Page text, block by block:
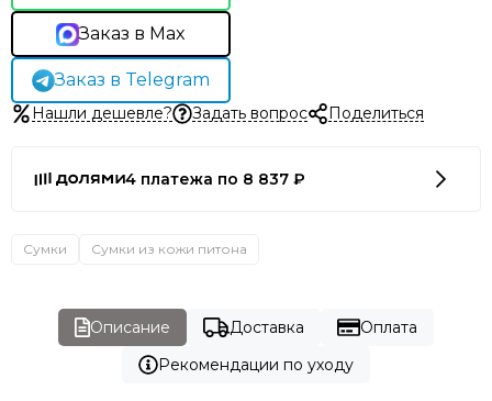
Заказ в Max
Заказ в Telegram
Нашли дешевле? Задать вопрос Поделиться
4 платежа по 8 837 ₽
Сумки Сумки из кожи питона
Описание Доставка
Оплата
Рекомендации по уходу